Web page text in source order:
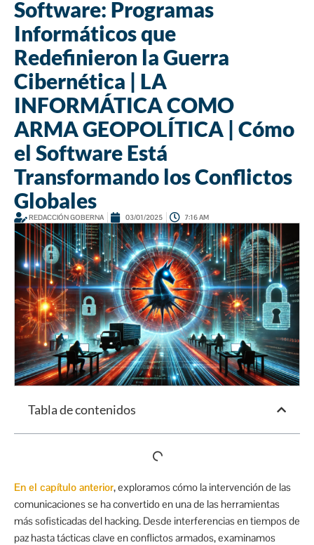
Software: Programas
Informáticos que
Redefinieron la Guerra
Cibernética | LA
INFORMÁTICA COMO
ARMA GEOPOLÍTICA | Cómo
el Software Está
Transformando los Conflictos
Globales
REDACCIÓN GOBERNA 03/01/2025 7:16 AM
Tabla de contenidos
En el capítulo anterior, exploramos cómo la intervención de las
comunicaciones se ha convertido en una de las herramientas
más sofisticadas del hacking. Desde interferencias en tiempos de
paz hasta tácticas clave en conflictos armados, examinamos